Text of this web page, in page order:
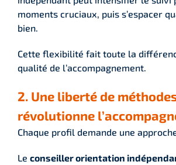
moments cruciaux, puis s’espacer
bien.
Cette flexibilité fait toute la
qualité de l’accompagnement.
2. Une liberté de
révolutionne
Chaque profil demande une
Le conseiller orientation